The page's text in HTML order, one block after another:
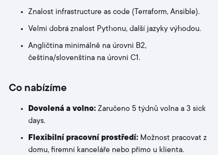
Znalost infrastructure as code (Terraform, Ansible).
Velmi dobrá znalost Pythonu, další jazyky výhodou.
Angličtina minimálně na úrovni B2,
čeština/slovenština na úrovni C1.
Co nabízíme
Dovolená a volno: Zaručeno 5 týdnů volna a 3 sick
days.
Flexibilní pracovní prostředí: Možnost pracovat z
domu, firemní kanceláře nebo přímo u klienta.